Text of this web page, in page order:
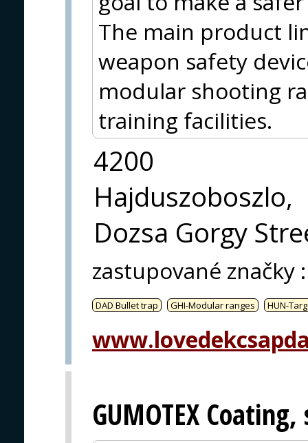
The main product
weapon safety
modular shooting
training facilities.
4200
Hajduszoboszlo,
Dozsa Gorgy
zastupované značky :
DAD Bullet trap GHI-Modular ranges HUN-
GUMOTEX